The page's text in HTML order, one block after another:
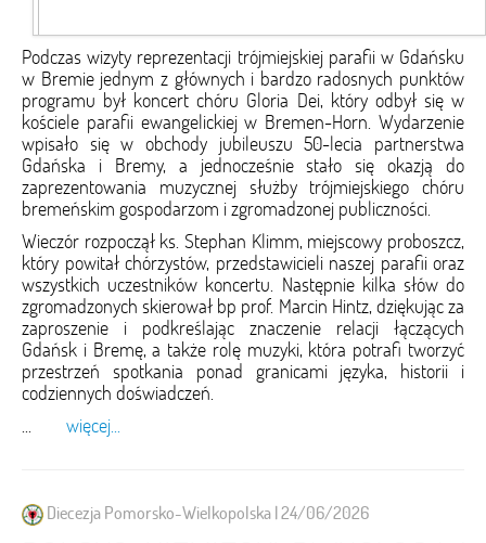
Podczas wizyty reprezentacji trójmiejskiej parafii w Gdańsku
w Bremie jednym z głównych i bardzo radosnych punktów
programu był koncert chóru Gloria Dei, który odbył się w
kościele parafii ewangelickiej w Bremen-Horn. Wydarzenie
wpisało się w obchody jubileuszu 50-lecia partnerstwa
Gdańska i Bremy, a jednocześnie stało się okazją do
zaprezentowania muzycznej służby trójmiejskiego chóru
bremeńskim gospodarzom i zgromadzonej publiczności.
Wieczór rozpoczął ks. Stephan Klimm, miejscowy proboszcz,
który powitał chórzystów, przedstawicieli naszej parafii oraz
wszystkich uczestników koncertu. Następnie kilka słów do
zgromadzonych skierował bp prof. Marcin Hintz, dziękując za
zaproszenie i podkreślając znaczenie relacji łączących
Gdańsk i Bremę, a także rolę muzyki, która potrafi tworzyć
przestrzeń spotkania ponad granicami języka, historii i
codziennych doświadczeń.
... więcej...
Diecezja Pomorsko-Wielkopolska | 24/06/2026